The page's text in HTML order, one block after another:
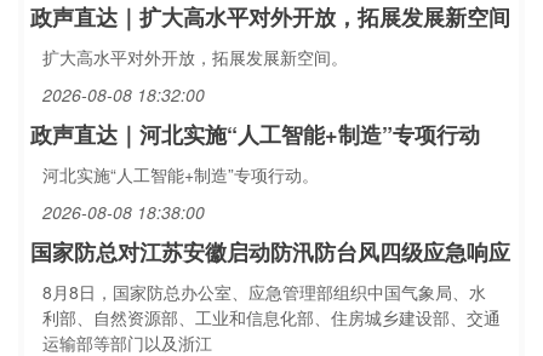
政声直达｜扩大高水平对外开放，拓展发展新空间
扩大高水平对外开放，拓展发展新空间。
2026-08-08 18:32:00
政声直达｜河北实施“人工智能+制造”专项行动
河北实施“人工智能+制造”专项行动。
2026-08-08 18:38:00
国家防总对江苏安徽启动防汛防台风四级应急响应
8月8日，国家防总办公室、应急管理部组织中国气象局、水
利部、自然资源部、工业和信息化部、住房城乡建设部、交通
运输部等部门以及浙江